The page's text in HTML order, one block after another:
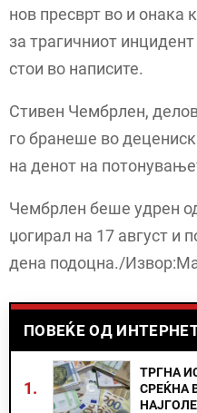
нов пресврт во и онака
за трагичниот
стои во написите.
Стивен Чембрлен,
го бранеше во
на денот на
Чембрлен беше удрен
џогирал на 17 август и
дена подоцна./
ПОВЕЌЕ ОД
1.
ТРГНА
СРЕЌНА